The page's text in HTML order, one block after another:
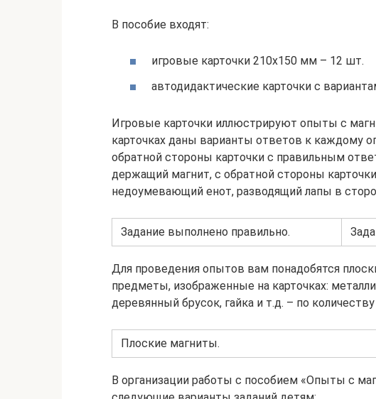
В пособие входят:
игровые карточки 210х150 мм – 12 шт.
автодидактические карточки с
Игровые карточки иллюстрируют опыты с
карточках даны варианты ответов к каждому
обратной стороны карточки с правильным
держащий магнит, с обратной стороны
недоумевающий енот, разводящий лапы в
Задание выполнено правильно.
Для проведения опытов вам понадобятся
предметы, изображенные на карточках:
деревянный брусок, гайка и т.д. – по
Плоские магниты.
В организации работы с пособием «Опыты с